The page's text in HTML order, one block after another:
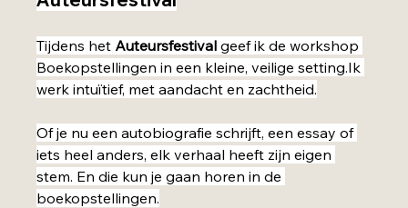
Tijdens het Auteursfestival geef ik de workshop
Boekopstellingen in een kleine, veilige setting.Ik
werk intuïtief, met aandacht en zachtheid.
Of je nu een autobiografie schrijft, een essay of
iets heel anders, elk verhaal heeft zijn eigen
stem. En die kun je gaan horen in de
boekopstellingen.